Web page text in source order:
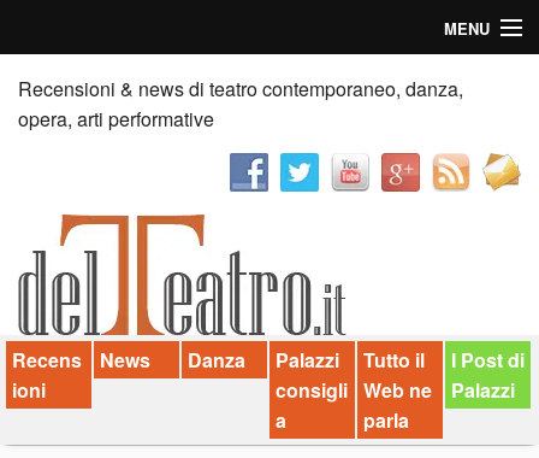
MENU
Home
Recensioni
News
Palazzi consiglia
Video
Chi siamo
Recensioni & news di teatro contemporaneo, danza,
opera, arti performative
Recens
ioni
News Danza
Palazzi
consigli
a
Tutto il
Web ne
parla
I Post di
Palazzi